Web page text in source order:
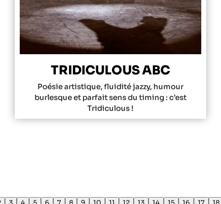
TRIDICULOUS ABC
Poésie artistique, fluidité jazzy, humour
burlesque et parfait sens du timing : c’est
Tridiculous !